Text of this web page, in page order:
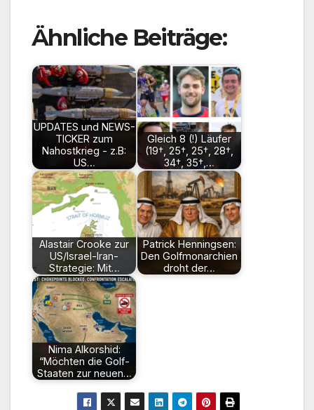
Ähnliche Beiträge:
UPDATES und NEWS-
TICKER zum
Nahostkrieg - z.B:
US…
Gleich 8 (!) Läufer
(19†, 25†, 25†, 28†,
34†, 35†,…
Alastair Crooke zur
US/Israel-Iran-
Strategie: Mit…
Patrick Henningsen:
Den Golfmonarchien
droht der…
Nima Alkorshid:
“Möchten die Golf-
Staaten zur neuen…